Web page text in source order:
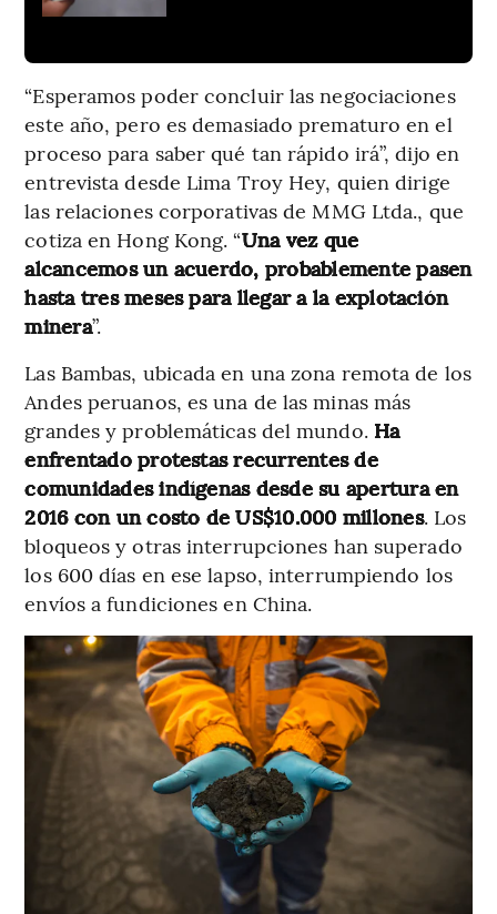
“Esperamos poder concluir las negociaciones
este año, pero es demasiado prematuro en el
proceso para saber qué tan rápido irá”, dijo en
entrevista desde Lima Troy Hey, quien dirige
las relaciones corporativas de MMG Ltda., que
cotiza en Hong Kong. “Una vez que
alcancemos un acuerdo, probablemente pasen
hasta tres meses para llegar a la explotación
minera”.
Las Bambas, ubicada en una zona remota de los
Andes peruanos, es una de las minas más
grandes y problemáticas del mundo.Ha
enfrentado protestas recurrentes de
comunidades indígenas desde su apertura en
2016 con un costo de US$10.000 millones. Los
bloqueos y otras interrupciones han superado
los 600 días en ese lapso, interrumpiendo los
envíos a fundiciones en China.